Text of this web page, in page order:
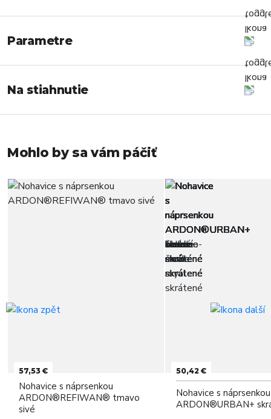
Parametre
Na stiahnutie
Mohlo by sa vám páčiť
57,53 €
Nohavice s náprsenkou
ARDON®REFIWAN® tmavo
sivé
50,42 €
Nohavice s náprsenkou
ARDON®URBAN+